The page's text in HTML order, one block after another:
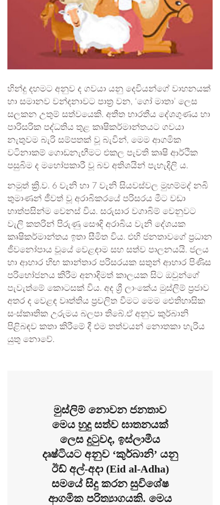
හින්දු දහමට අනුව ද ගවයා යනු දෙවියන්ගේ වාහනයක්
හා සමානව වන්දනාවට පාත්‍ර වන, ‘ගෝ මාතා’ ලෙස
සලකන උතුම් සත්වයෙකි. අතීත භාරතීය දේශගුණය හා
පාරිසරික පද්ධතිය තුළ කෘෂිකර්මාන්තයට ගවයා
නැතුවම බැරි සම්පතක් වූ බැවින්, මෙම ආගමික
වටිනාකම් ගොඩනැඟීමට එකල පැවති කෘෂි ආර්ථික
පසුබිම ද මහෝපකාරී වූ බව අතිශයින් පැහැදිලි ය.
නමුත් ක්‍රි.ව. 6 වැනි හා 7 වැනි සියවස්වල මුහම්මද් නබි
තුමාණන් ජීවත් වූ අරාබිකරයේ පරිසරය මීට වඩා
හාත්පසින්ම වෙනස් විය. සරුසාර වගාබිම් වෙනුවට
වැලි කතරින් පිරුණු සෞදි අරාබිය වැනි දේශයක
කෘෂිකර්මාන්තය ඉතා සීමිත විය. එහි ජනතාවගේ ප්‍රධාන
ජීවනෝපාය වූයේ වෙළඳාම සහ සත්ව පාලනයයි. ජලය
හා ආහාර හිඟ කාන්තාර පරිසරයක සතුන් ආහාර පිණිස
පරිභෝජනය කිරීම අනාදිමත් කාලයක සිට ඔවුන්ගේ
පැවැත්මේ කොටසක් විය. අද ශ්‍රී ලාංකේය මුස්ලිම් ප්‍රජාව
අතර ද වෙළඳ වෘත්තිය ප්‍රචලිත වීමට මෙම ඓතිහාසික
සංස්කෘතික උරුමය බලපා තිබේ.ඒ අනුව කුර්බානි
පිළිබඳව කතා කිරීමේ දී එම තත්වයන් නොතකා හැරිය
යුතු නොවේ.
මුස්ලිම් නොවන ජනතාව
මෙය හුදු සත්ව ඝාතනයක්
ලෙස දුටුවද, ඉස්ලාමීය
දෘෂ්ටියට අනුව ‘කුර්බානි’ යනු
ඊඩ් අල්-අදා (Eid al-Adha)
සමයේ සිදු කරන සුවිශේෂ
ආගමික පරිත්‍යාගයකි. මෙය